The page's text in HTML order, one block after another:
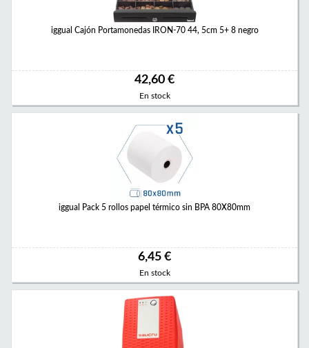
iggual Cajón Portamonedas IRON-70 44, 5cm 5+ 8 negro
42,60 €
En stock
iggual Pack 5 rollos papel térmico sin BPA 80X80mm
6,45 €
En stock